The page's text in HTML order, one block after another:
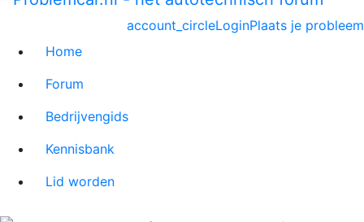
Plaats je probleem
account_circleLogin
Home
Forum
Bedrijvengids
Kennisbank
Lid worden